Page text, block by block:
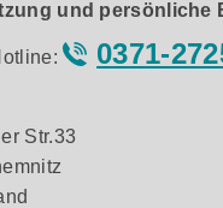
zeichnet sich durch
verursachten
und persönliche
0371-
Str.33